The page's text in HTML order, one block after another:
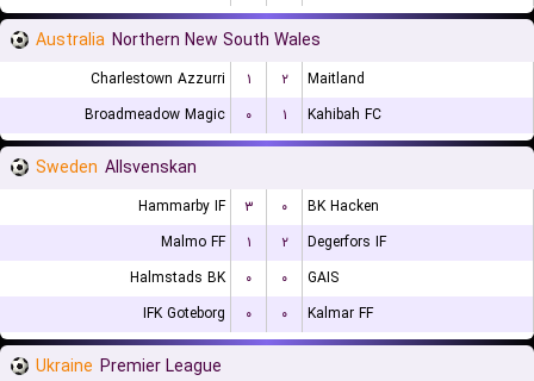
Australia Northern New South Wales
Charlestown Azzurri ۱ ۲
Maitland
Broadmeadow Magic
۰ ۱ Kahibah FC
Sweden Allsvenskan
Hammarby IF ۳ ۰
BK Hacken
Malmo FF
۱ ۲
Degerfors IF
Halmstads BK
۰ ۰
GAIS
IFK Goteborg
۰ ۰ Kalmar FF
Ukraine Premier League